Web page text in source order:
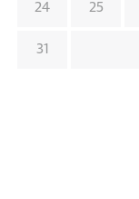
24 25
31